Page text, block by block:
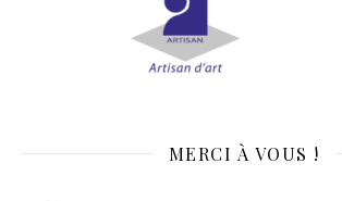
MERCI À VOUS !